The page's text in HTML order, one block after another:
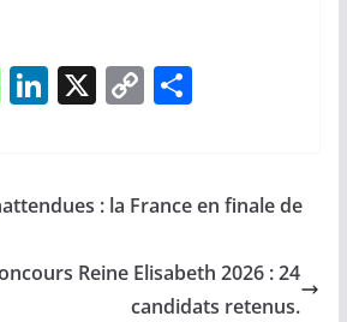
W
s
p
Li
e
n
X C
y
n
P
g
: la France en finale de
Reine Elisabeth 2026 : 24
candidats retenus.